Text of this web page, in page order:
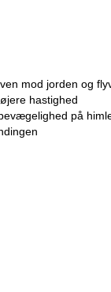
mod jorden og
hastighed
på